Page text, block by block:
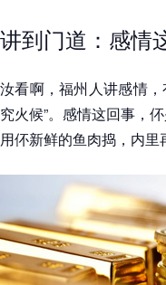
讲到门道：感情
汝看啊，福州人讲感情
究火候”。感情这回事，
用伓新鲜的鱼肉捣，内里